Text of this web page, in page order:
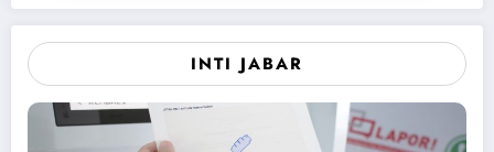
INTI JABAR